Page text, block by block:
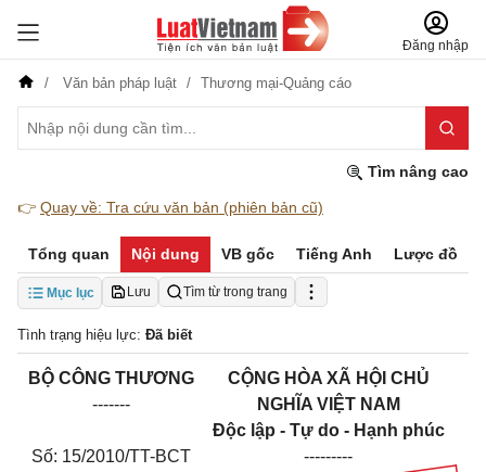
Đăng nhập
Văn bản pháp luật Thương mại-Quảng cáo
Tìm nâng cao
👉 Quay về: Tra cứu văn bản (phiên bản cũ)
Tổng quan Nội dung VB gốc Tiếng Anh Lược đồ
Mục lục Lưu Tìm từ trong trang
Tình trạng hiệu lực: Đã biết
BỘ CÔNG THƯƠNG
-------
Số: 15/2010/TT-BCT
CỘNG HÒA XÃ HỘI CHỦ
NGHĨA VIỆT NAM
Độc lập - Tự do - Hạnh phúc
---------